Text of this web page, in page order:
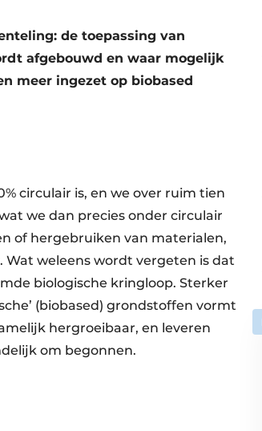
de toepassing van
afgebouwd en waar mogelijk
meer ingezet op biobased
circulair is, en we over ruim tien
we dan precies onder circulair
of hergebruiken van materialen,
weleens wordt vergeten is dat
biologische kringloop. Sterker
(biobased) grondstoffen vormt
hergroeibaar, en leveren
om begonnen.